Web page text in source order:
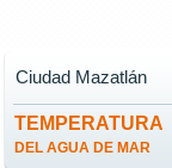
TEMPERATURA
DEL AGUA DE MAR
Ciudad Mazatlán